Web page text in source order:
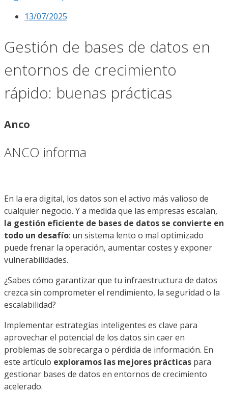
13/07/2025
Gestión de bases de datos en
entornos de crecimiento
rápido: buenas prácticas
Anco
ANCO informa
En la era digital, los datos son el activo más valioso de
cualquier negocio. Y a medida que las empresas escalan,
la gestión eficiente de bases de datos se convierte en
todo un desafío: un sistema lento o mal optimizado
puede frenar la operación, aumentar costes y exponer
vulnerabilidades.
¿Sabes cómo garantizar que tu infraestructura de datos
crezca sin comprometer el rendimiento, la seguridad o la
escalabilidad?
Implementar estrategias inteligentes es clave para
aprovechar el potencial de los datos sin caer en
problemas de sobrecarga o pérdida de información. En
este artículo exploramos las mejores prácticas para
gestionar bases de datos en entornos de crecimiento
acelerado.